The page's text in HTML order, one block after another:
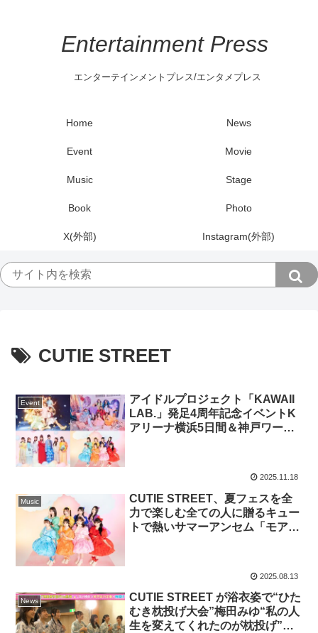
Entertainment Press
エンターテインメントプレス/エンタメプレス
Home News
Event Movie
Music Stage
Book Photo
X(外部) Instagram(外部)
CUTIE STREET
Event
アイドルプロジェクト「KAWAII
LAB.」発足4周年記念イベントK
アリーナ横浜5日間＆神戸ワール
録したベストアルバムも発売
2025.11.18
Music
CUTIE STREET、夏フェスを全
力で楽しむ全ての人に贈るキュー
トで熱いサマーアンセム「モアベ
2025.08.13
News
CUTIE STREET が浴衣姿で“ひた
むき枕投げ大会”梅田みゆ“私の人
生を変えてくれたのが枕投げ”一